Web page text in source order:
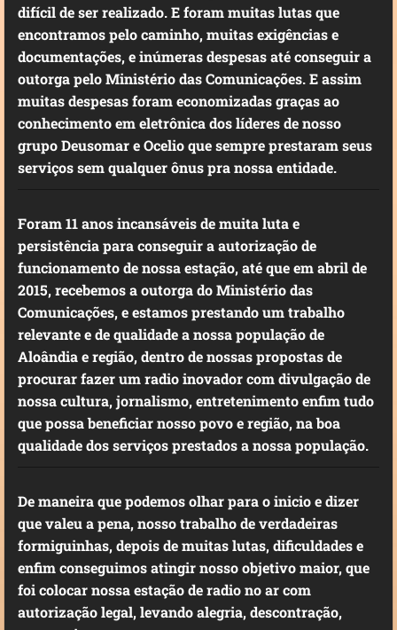
difícil de ser realizado. E foram muitas lutas que
encontramos pelo caminho, muitas exigências e
documentações, e inúmeras despesas até conseguir a
outorga pelo Ministério das Comunicações. E assim
muitas despesas foram economizadas graças ao
conhecimento em eletrônica dos líderes de nosso
grupo Deusomar e Ocelio que sempre prestaram seus
serviços sem qualquer ônus pra nossa entidade.
Foram 11 anos incansáveis de muita luta e
persistência para conseguir a autorização de
funcionamento de nossa estação, até que em abril de
2015, recebemos a outorga do Ministério das
Comunicações, e estamos prestando um trabalho
relevante e de qualidade a nossa população de
Aloândia e região, dentro de nossas propostas de
procurar fazer um radio inovador com divulgação de
nossa cultura, jornalismo, entretenimento enfim tudo
que possa beneficiar nosso povo e região, na boa
qualidade dos serviços prestados a nossa população.
De maneira que podemos olhar para o inicio e dizer
que valeu a pena, nosso trabalho de verdadeiras
formiguinhas, depois de muitas lutas, dificuldades e
enfim conseguimos atingir nosso objetivo maior, que
foi colocar nossa estação de radio no ar com
autorização legal, levando alegria, descontração,